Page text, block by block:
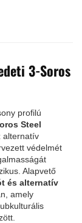
3-Soros
profilú
Steel
alternatív
védelmét
Alapvető
és alternatív
amely